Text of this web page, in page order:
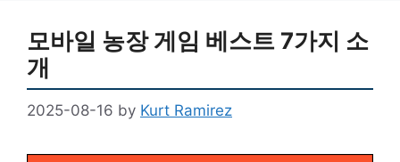
모바일 농장 게임 베스트 7가지 소
개
2025-08-16 by Kurt Ramirez